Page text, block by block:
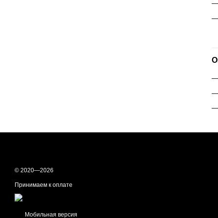
—
—
—
—
—
© 2020—2026
Принимаем к оплате
Мобильная версия